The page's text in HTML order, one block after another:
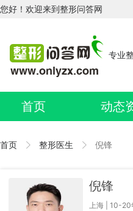
您好！欢迎来到整形问答网
专业
首页 动态
首页 整形医生 倪锋
倪锋
上海 | 10-20